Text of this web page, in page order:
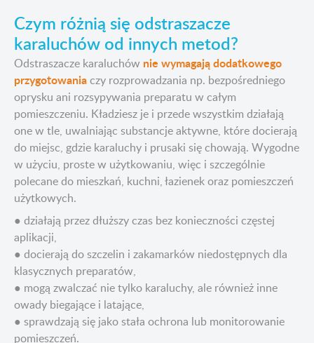
Czym różnią się odstraszacze
karaluchów od innych metod?
Odstraszacze karaluchów nie wymagają dodatkowego
przygotowaniaczy rozprowadzania np. bezpośredniego
oprysku ani rozsypywania preparatu w całym
pomieszczeniu. Kładziesz je i przede wszystkim działają
one w tle, uwalniając substancje aktywne, które docierają
do miejsc, gdzie karaluchy i prusaki się chowają. Wygodne
w użyciu, proste w użytkowaniu, więc i szczególnie
polecane do mieszkań, kuchni, łazienek oraz pomieszczeń
użytkowych.
● działają przez dłuższy czas bez konieczności częstej
aplikacji,
● docierają do szczelin i zakamarków niedostępnych dla
klasycznych preparatów,
● mogą zwalczać nie tylko karaluchy, ale również inne
owady biegające i latające,
● sprawdzają się jako stała ochrona lub monitorowanie
pomieszczeń.